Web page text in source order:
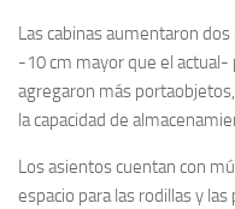
Las cabinas aumentaron
-10 cm mayor que el actual-
agregaron más
la capacidad de
Los asientos cuentan con
espacio para las rodillas y